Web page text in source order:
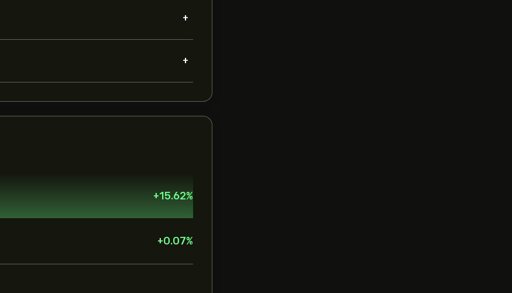
+
+
+15.62%
+0.07%